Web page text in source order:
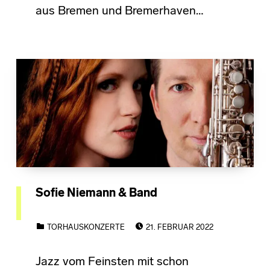
aus Bremen und Bremerhaven…
Sofie Niemann & Band
TORHAUSKONZERTE
21. FEBRUAR 2022
Jazz vom Feinsten mit schon